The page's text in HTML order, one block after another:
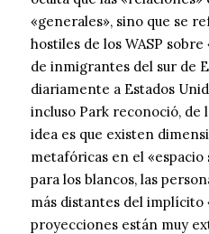
«generales», sino que se
hostiles de los WASP
de inmigrantes del sur de
diariamente a Estados
incluso Park reconoció, de
idea es que existen
metafóricas en el «espacio
para los blancos, las
más distantes del implícito
proyecciones están muy